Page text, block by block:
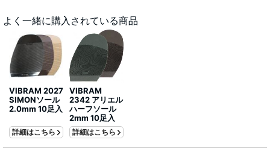
よく一緒に購入されている商品
VIBRAM 2027
SIMONソール
2.0mm 10足入
詳細はこちら
VIBRAM
2342 アリエル
ハーフソール
2mm 10足入
詳細はこちら